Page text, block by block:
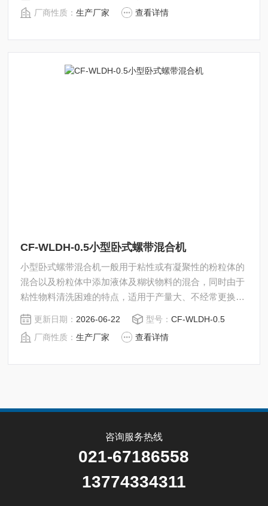
厂商性质：生产厂家 查看详情
CF-WLDH-0.5小型卧式螺带混合机
小型卧式螺带混合机一般用于粘性或有凝聚性的粉粒体的
混合以及粉粒体中添加液体及糊状物料的混合，同时由于
粘性物料清洗困难的特点，适用于产量大、不经常更换品
种的场合混合。
更新日期： 2026-06-22 型号：CF-WLDH-0.5
厂商性质：生产厂家 查看详情
咨询服务热线
021-67186558
13774334311